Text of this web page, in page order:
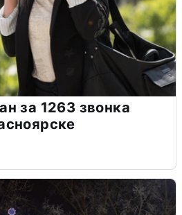
за 1263 звонка